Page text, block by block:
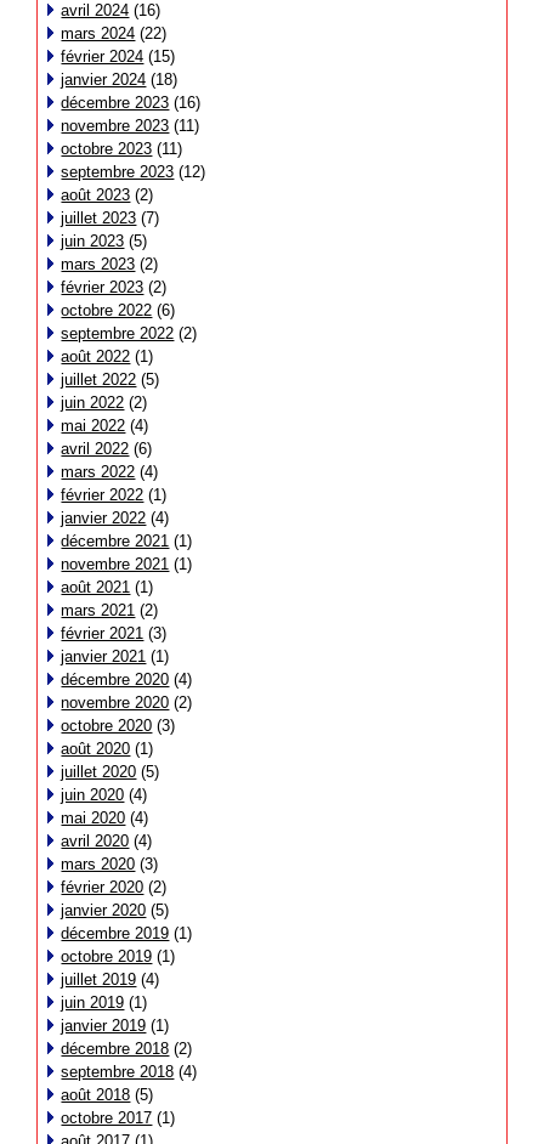
avril 2024 (16)
mars 2024 (22)
février 2024 (15)
janvier 2024 (18)
décembre 2023 (16)
novembre 2023 (11)
octobre 2023 (11)
septembre 2023 (12)
août 2023 (2)
juillet 2023 (7)
juin 2023 (5)
mars 2023 (2)
février 2023 (2)
octobre 2022 (6)
septembre 2022 (2)
août 2022 (1)
juillet 2022 (5)
juin 2022 (2)
mai 2022 (4)
avril 2022 (6)
mars 2022 (4)
février 2022 (1)
janvier 2022 (4)
décembre 2021 (1)
novembre 2021 (1)
août 2021 (1)
mars 2021 (2)
février 2021 (3)
janvier 2021 (1)
décembre 2020 (4)
novembre 2020 (2)
octobre 2020 (3)
août 2020 (1)
juillet 2020 (5)
juin 2020 (4)
mai 2020 (4)
avril 2020 (4)
mars 2020 (3)
février 2020 (2)
janvier 2020 (5)
décembre 2019 (1)
octobre 2019 (1)
juillet 2019 (4)
juin 2019 (1)
janvier 2019 (1)
décembre 2018 (2)
septembre 2018 (4)
août 2018 (5)
octobre 2017 (1)